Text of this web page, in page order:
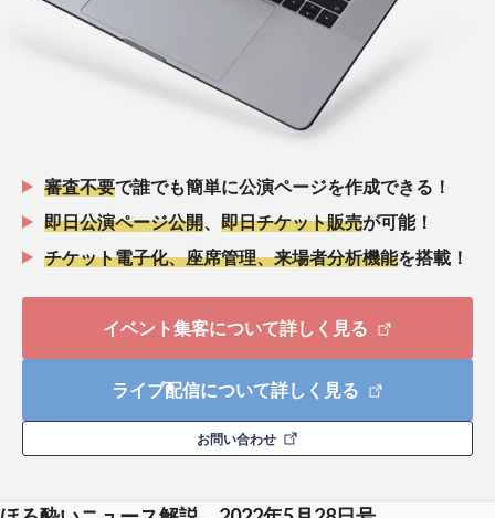
審査不要で誰でも簡単に公演ページを作成できる！
即日公演ページ公開
即日チケット販売が可能！
チケット電子化、座席管理、来場者分析機能を搭載！
イベント集客について詳しく見る
ライブ配信について詳しく見る
お問い合わせ